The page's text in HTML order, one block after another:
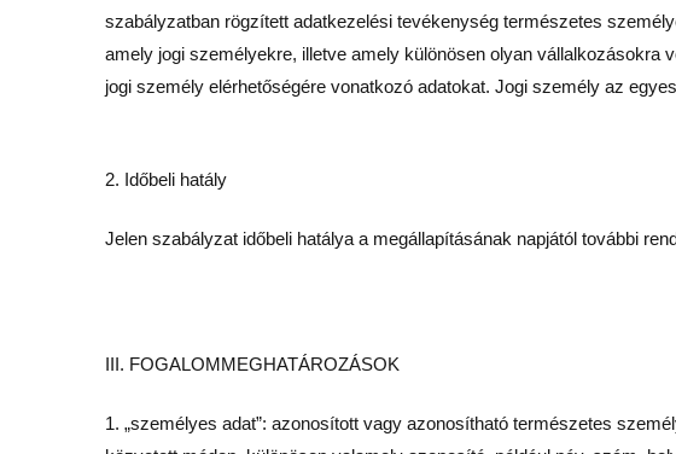
szabályzatban rögzített adatkezelési tevékenység természetes
amely jogi személyekre, illetve amely különösen olyan
jogi személy elérhetőségére vonatkozó adatokat. Jogi személy az
2. Időbeli hatály
Jelen szabályzat időbeli hatálya a megállapításának napjától további
III. FOGALOMMEGHATÁROZÁSOK
1. „személyes adat”: azonosított vagy azonosítható természetes